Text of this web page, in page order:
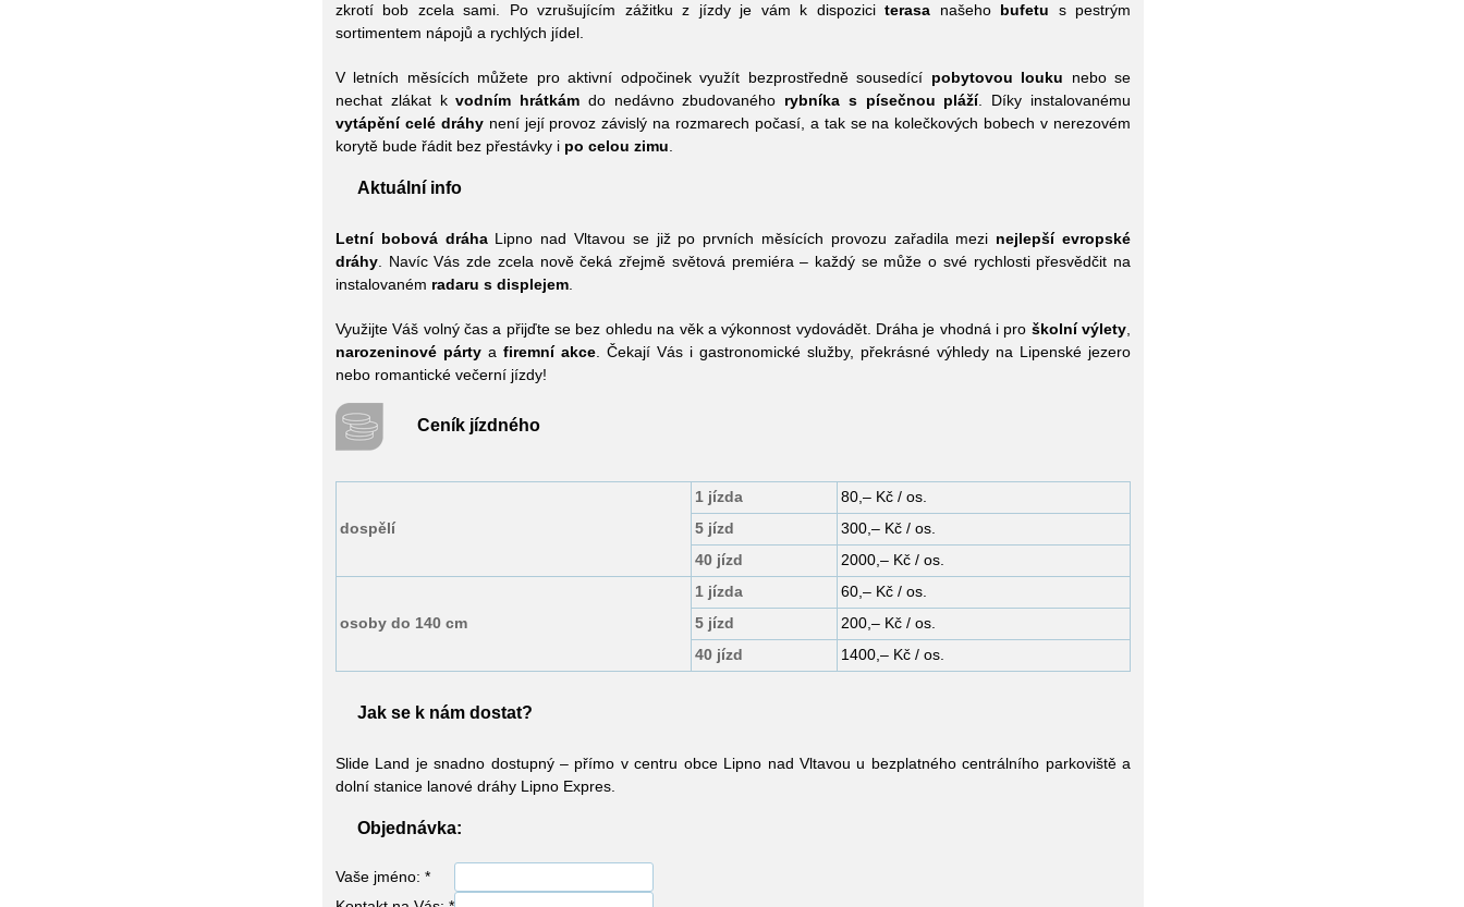
zkrotí bob zcela sami. Po vzrušujícím zážitku z jízdy je vám k dispoziciterasa našeho bufetu s pestrým
sortimentem nápojů a rychlých jídel.
V letních měsících můžete pro aktivní odpočinek využít bezprostředně sousedící pobytovou louku nebo se
nechat zlákat kvodním hrátkám do nedávno zbudovaného rybníka s písečnou pláží. Díky instalovanému
vytápění celé dráhynení její provoz závislý na rozmarech počasí, a tak se na kolečkových bobech v nerezovém
korytě bude řádit bez přestávky i po celou zimu
Aktuální info
Letní bobová dráhaLipno nad Vltavou se již po prvních měsících provozu zařadila mezi nejlepší evropské
dráhy . Navíc Vás zde zcela nově čeká zřejmě světová premiéra – každý se může o své rychlosti přesvědčit na
instalovaném radaru s displejem
Využijte Váš volný čas a přijďte se bez ohledu na věk a výkonnost vydovádět. Dráha je vhodná i pro školní výlety
narozeninové párty a firemní akce . Čekají Vás i gastronomické služby, překrásné výhledy na Lipenské jezero
nebo romantické večerní jízdy!
Ceník jízdného
dospělí
1 jízda
80,– Kč / os.
5 jízd
300,– Kč / os.
40 jízd
2000,– Kč / os.
osoby do 140 cm
1 jízda
60,– Kč / os.
5 jízd
200,– Kč / os.
40 jízd
1400,– Kč / os.
Jak se k nám dostat?
Slide Land je snadno dostupný – přímo v centru obce Lipno nad Vltavou u bezplatného centrálního parkoviště a
dolní stanice lanové dráhy Lipno Expres.
Objednávka:
Vaše jméno: *